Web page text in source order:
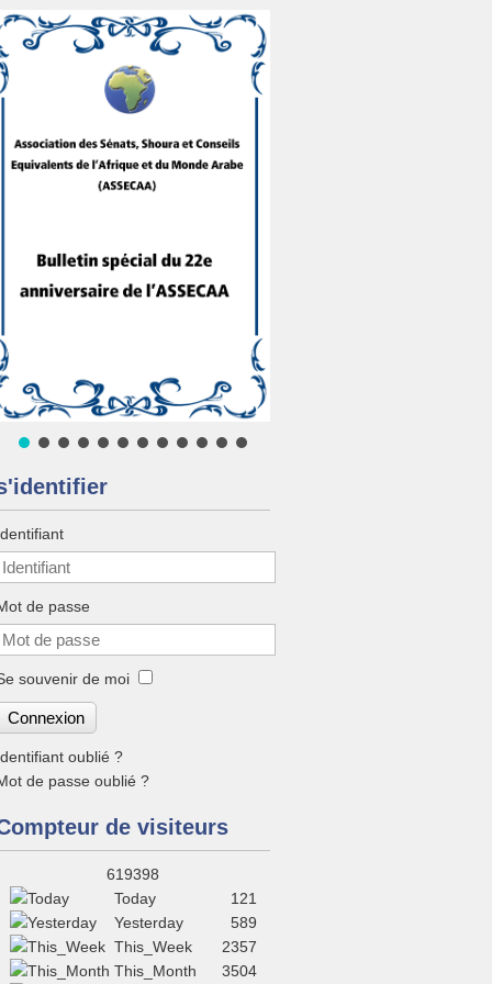
de passe
souvenir de moi
Connexion
oublié ?
de passe oublié ?
de visiteurs‎
619398
Today
121
Yesterday
589
This_Week
2357
This_Month
3504